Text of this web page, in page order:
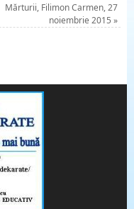
Mărturii, Filimon Carmen, 27
noiembrie 2015 »